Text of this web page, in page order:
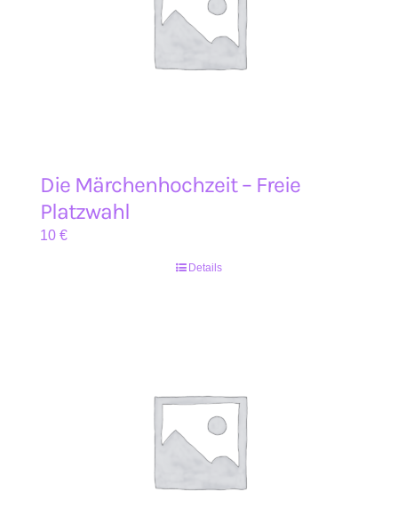
Die Märchenhochzeit – Freie
Platzwahl
10 €
Details